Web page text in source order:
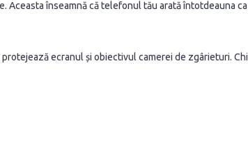
înseamnă că telefonul tău arată întotdeauna
ecranul și obiectivul camerei de zgârieturi.